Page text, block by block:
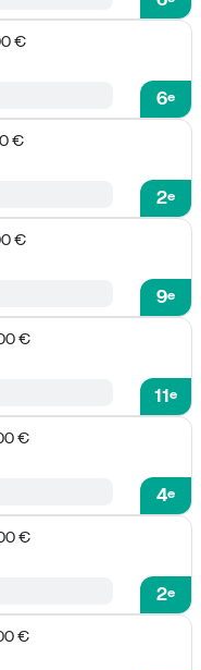
€
6e
€
2e
€
9e
€
11e
€
4e
€
2e
€